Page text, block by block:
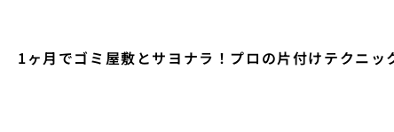
1ヶ月でゴミ屋敷とサヨナラ！プロの片付けテクニッ